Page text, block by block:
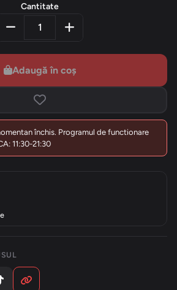
Cantitate
Adaugă în coș
închis. Programul de functionare
11:30-21:30